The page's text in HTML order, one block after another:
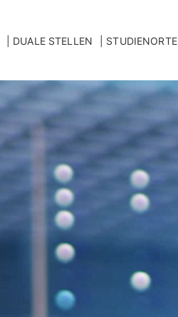
DUALE STELLEN STUDIENORTE